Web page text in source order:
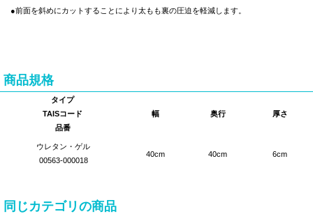
●前面を斜めにカットすることにより太もも裏の圧迫を軽減します。
商品規格
タイプ
幅
奥行 厚さ
TAISコード
品番
ウレタン・ゲル
40cm
40cm 6cm
00563-000018
同じカテゴリの商品